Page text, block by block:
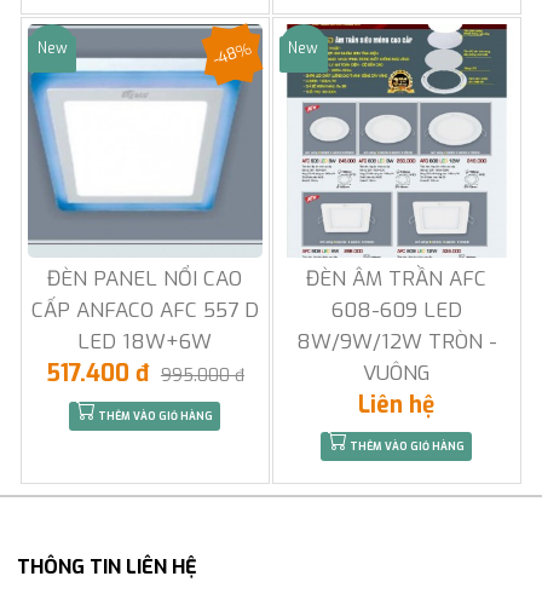
Sale
New
ĐÈN PANEL NỔI CAO
CẤP ANFACO AFC 557 D
LED 18W+6W
-48%
517.400 đ 995.000 đ
THÊM VÀO GIỎ HÀNG
Sale
New
ĐÈN ÂM TRẦN AFC
608-609 LED
8W/9W/12W TRÒN -
VUÔNG
Liên hệ
THÊM VÀO GIỎ HÀNG
THÔNG TIN LIÊN HỆ